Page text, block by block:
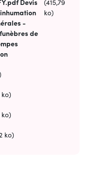
Devis
-
de
(415,79
ko)
ko)
ko)
ko)